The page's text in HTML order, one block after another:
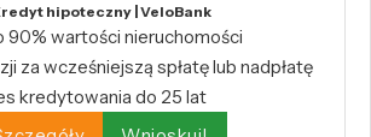
hipoteczny | VeloBank
90% wartości nieruchomości
za wcześniejszą spłatę lub nadpłatę
kredytowania do 25 lat